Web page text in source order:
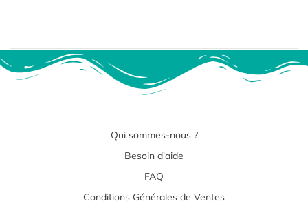
Qui sommes-nous ?
Besoin d'aide
FAQ
Conditions Générales de Ventes